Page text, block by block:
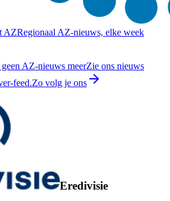
AZRegionaal AZ-nieuws, elke week
AZ-nieuws meerZie ons nieuws
feed.Zo volg je ons
Eredivisie